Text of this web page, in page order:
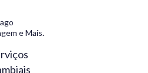
e Mais.